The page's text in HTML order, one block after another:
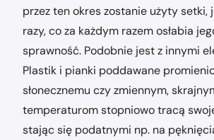
przez ten okres zostanie użyty setki,
razy, co za każdym razem osłabia
sprawność. Podobnie jest z innymi
Plastik i pianki poddawane
słonecznemu czy zmiennym,
temperaturom stopniowo tracą
stając się podatnymi np. na